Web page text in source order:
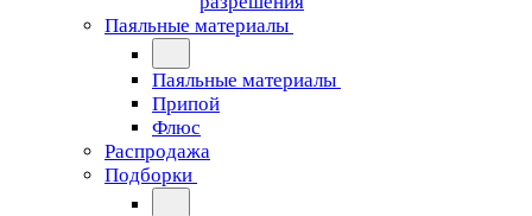
Паяльные материалы
Паяльные материалы
Припой
Флюс
Распродажа
Подборки